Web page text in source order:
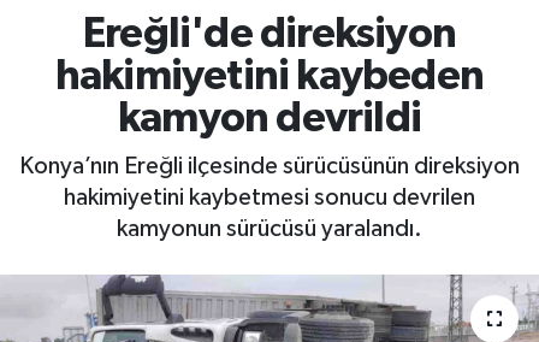
Ereğli'de direksiyon
hakimiyetini kaybeden
kamyon devrildi
Konya’nın Ereğli ilçesinde sürücüsünün direksiyon
hakimiyetini kaybetmesi sonucu devrilen
kamyonun sürücüsü yaralandı.
Spor
Eğitim
Ekonomi
Yaşam
TFF 3.Lig 4.Grup Puan Durumu ve Fikstür
Tüm Manşetler
Son Dakika Haberleri